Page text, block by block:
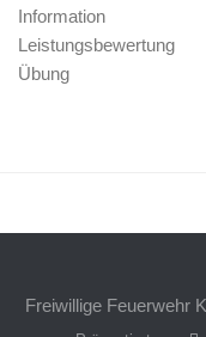
Information
Leistungsbewertung
Übung
Freiwillige Feuerwehr